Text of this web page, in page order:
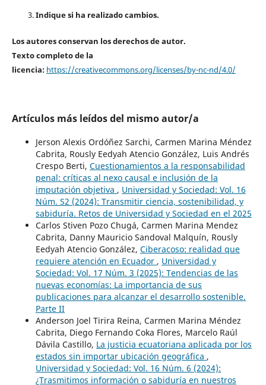
Indique si ha realizado cambios.
Los autores conservan los derechos de autor.
Texto completo de la
licencia: https://creativecommons.org/licenses/by-nc-nd/4.0/
Artículos más leídos del mismo autor/a
Jerson Alexis Ordóñez Sarchi, Carmen Marina Méndez
Cabrita, Rously Eedyah Atencio González, Luis Andrés
Crespo Berti, Cuestionamientos a la responsabilidad
penal: críticas al nexo causal e inclusión de la
imputación objetiva , Universidad y Sociedad: Vol. 16
Núm. S2 (2024): Transmitir ciencia, sostenibilidad, y
sabiduría. Retos de Universidad y Sociedad en el 2025
Carlos Stiven Pozo Chugá, Carmen Marina Mendez
Cabrita, Danny Mauricio Sandoval Malquín, Rously
Eedyah Atencio González, Ciberacoso: realidad que
requiere atención en Ecuador , Universidad y
Sociedad: Vol. 17 Núm. 3 (2025): Tendencias de las
nuevas economías: La importancia de sus
publicaciones para alcanzar el desarrollo sostenible.
Parte II
Anderson Joel Tirira Reina, Carmen Marina Méndez
Cabrita, Diego Fernando Coka Flores, Marcelo Raúl
Dávila Castillo, La justicia ecuatoriana aplicada por los
estados sin importar ubicación geográfica ,
Universidad y Sociedad: Vol. 16 Núm. 6 (2024):
¿Trasmitimos información o sabiduría en nuestros